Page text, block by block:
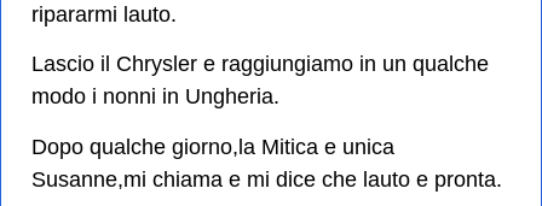
ripararmi lauto.
Lascio il Chrysler e raggiungiamo in un qualche
modo i nonni in Ungheria.
Dopo qualche giorno,la Mitica e unica
Susanne,mi chiama e mi dice che lauto e pronta.